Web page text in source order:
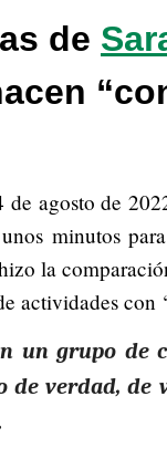
de
de agosto de
minutos
la
actividades con
un grupo de
de verdad, de